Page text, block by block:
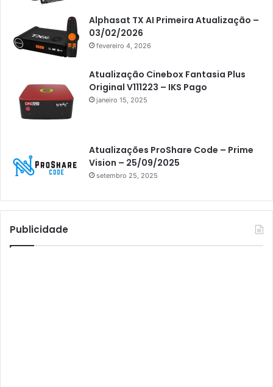
Athomics
Athomics Eon
Athomics i3
Athomics i3 Bold
Athomics Inspire Qi
Athomics Inspire Qi Lite
Athomics S3
Athomics T3
Atto
AttoNet
Alphasat TX AI Primeira Atualização –
03/02/2026
fevereiro 4, 2026
Atualização Cinebox Fantasia Plus
Original V111223 – IKS Pago
janeiro 15, 2025
Atualizações ProShare Code – Prime
Vision – 25/09/2025
setembro 25, 2025
Publicidade